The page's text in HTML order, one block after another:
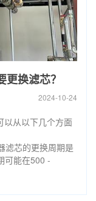
换滤芯？
2024-10-24
以从以下几个方面
滤芯的更换周期是
可能在500 -